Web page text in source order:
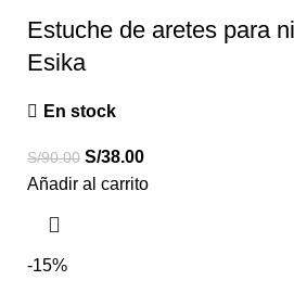
Estuche de aretes para
Esika
En stock
S/90.00 S/38.00
Añadir al carrito
-15%